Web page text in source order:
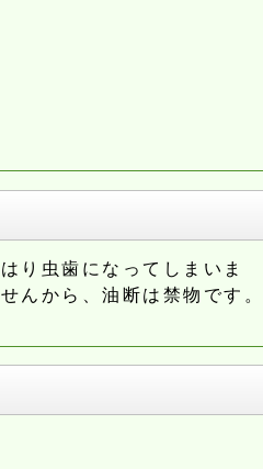
り虫歯になってしまいま
んから、油断は禁物です。